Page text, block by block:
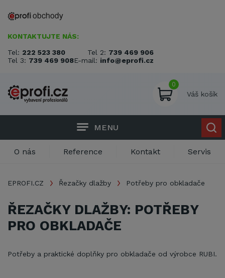
KONTAKTUJTE NÁS:
Tel: 222 523 380 Tel 2: 739 469 906
Tel 3: 739 469 908E-mail: info@eprofi.cz
0
Váš košík
MENU
O nás Reference Kontakt Servis
EPROFI.CZ Řezačky dlažby Potřeby pro obkladače
ŘEZAČKY DLAŽBY: POTŘEBY
PRO OBKLADAČE
Potřeby a praktické doplňky pro obkladače od výrobce RUBI.